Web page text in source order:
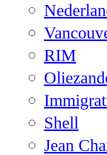
RIM
Shell
Jean